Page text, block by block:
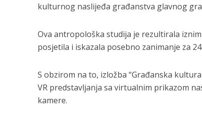
kulturnog naslijeđa građanstva glavnog
Ova antropološka studija je rezultirala
posjetila i iskazala posebno zanimanje za
S obzirom na to, izložba “Građanska
VR predstavljanja sa virtualnim prikazom
kamere.